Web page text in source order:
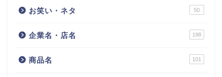
お笑い・ネタ 50
企業名・店名 198
商品名 101